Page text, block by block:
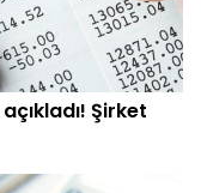
Şirket